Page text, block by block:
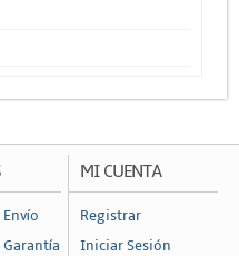
MI CUENTA
Registrar
Iniciar Sesión